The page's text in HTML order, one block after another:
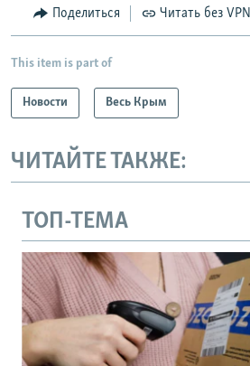
Поделиться Читать без VPN
This item is part of
Новости Весь Крым
ЧИТАЙТЕ ТАКЖЕ:
ТОП-ТЕМА